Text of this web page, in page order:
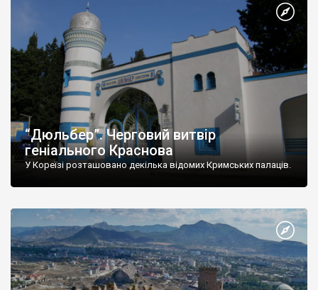
“Дюльбер”. Черговий витвір
геніального Краснова
У Кореїзі розташовано декілька відомих Кримських палаців.